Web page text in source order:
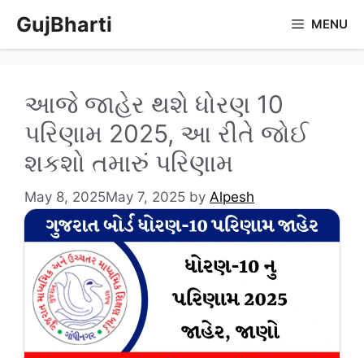
content
GujBharti MENU
આજે જાહેર થશે ધોરણ 10
પરિણામ 2025, આ રીતે જોઈ
શકશો તમારું પરિણામ
May 8, 2025May 7, 2025 by Alpesh